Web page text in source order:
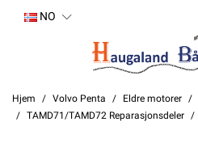
NO
Hjem Volvo Penta Eldre motorer
TAMD71/TAMD72 Reparasjonsdeler